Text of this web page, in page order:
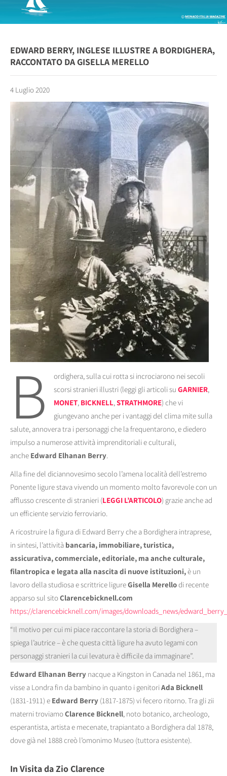
EDWARD BERRY, INGLESE ILLUSTRE A BORDIGHERA,
RACCONTATO DA GISELLA MERELLO
4 Luglio 2020
B
ordighera, sulla cui rotta si incrociarono nei secoli
scorsi stranieri illustri (leggi gli articoli su GARNIER,
MONET, BICKNELL,STRATHMORE) che vi
giungevano anche per i vantaggi del clima mite sulla
salute, annovera tra i personaggi che la frequentarono, e diedero
impulso a numerose attività imprenditoriali e culturali,
anche Edward Elhanan Berry.
Alla fine del diciannovesimo secolo l’amena località dell’estremo
Ponente ligure stava vivendo un momento molto favorevole con un
afflusso crescente di stranieri (LEGGI L’ARTICOLO) grazie anche ad
un efficiente servizio ferroviario.
A ricostruire la figura di Edward Berry che a Bordighera intraprese,
in sintesi, l’attività bancaria, immobiliare, turistica,
assicurativa, commerciale, editoriale, ma anche culturale,
filantropica e legata alla nascita di nuove istituzioni,è un
lavoro della studiosa e scrittrice ligureGisella Merellodi recente
apparso sul sitoClarencebicknell.com
https://clarencebicknell.com/images/downloads_news/
“Il motivo per cui mi piace raccontare la storia di Bordighera –
spiega l’autrice – è che questa città ligure ha avuto legami con
personaggi stranieri la cui levatura è difficile da immaginare”.
Edward Elhanan Berry nacque a Kingston in Canada nel 1861, ma
visse a Londra fin da bambino in quanto i genitoriAda Bicknell
(1831-1911) e Edward Berry (1817-1875) vi fecero ritorno. Tra gli zii
materni troviamoClarence Bicknell, noto botanico, archeologo,
esperantista, artista e mecenate, trapiantato a Bordighera dal 1878,
dove già nel 1888 creò l’omonimo Museo (tuttora esistente).
In Visita da Zio Clarence